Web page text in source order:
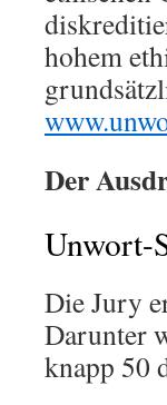
hohem
Der
Unwort-
Die Jury
Darunter
knapp 50